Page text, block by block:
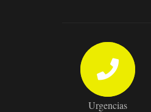
Urgencias